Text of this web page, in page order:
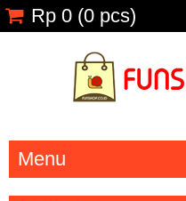
Rp 0 (0 pcs)
Menu